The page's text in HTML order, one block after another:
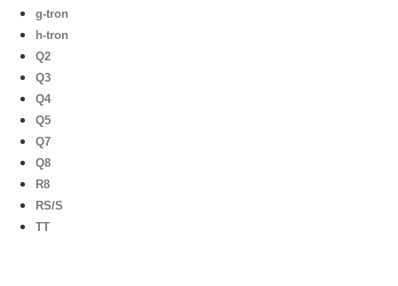
g-tron
h-tron
Q2
Q3
Q4
Q5
Q7
Q8
R8
RS/S
TT